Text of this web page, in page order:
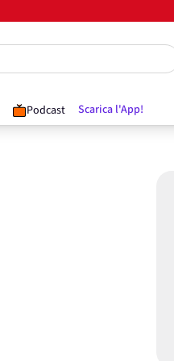
Podcast Scarica l'App!